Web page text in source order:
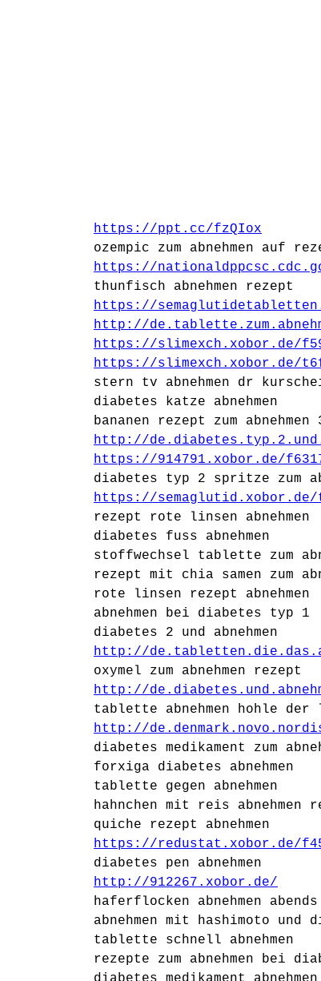
https://ppt.cc/fzQIox
ozempic zum abnehmen auf
https://
thunfisch abnehmen rezept
https://
http://
https://slimexch.xobor.de/
https://slimexch.xobor.de/
stern tv abnehmen dr
diabetes katze abnehmen
bananen rezept zum
http://
https://914791.xobor.de/
diabetes typ 2 spritze zum
https://semaglutid.xobor.de/
rezept rote linsen abnehmen
diabetes fuss abnehmen
stoffwechsel tablette zum
rezept mit chia samen zum
rote linsen rezept abnehmen
abnehmen bei diabetes typ 1
diabetes 2 und abnehmen
http://
oxymel zum abnehmen rezept
http://
tablette abnehmen hohle der
http://
diabetes medikament zum
forxiga diabetes abnehmen
tablette gegen abnehmen
hahnchen mit reis abnehmen
quiche rezept abnehmen
https://redustat.xobor.de/
diabetes pen abnehmen
http://912267.xobor.de/
haferflocken abnehmen
abnehmen mit hashimoto und
tablette schnell abnehmen
rezepte zum abnehmen bei